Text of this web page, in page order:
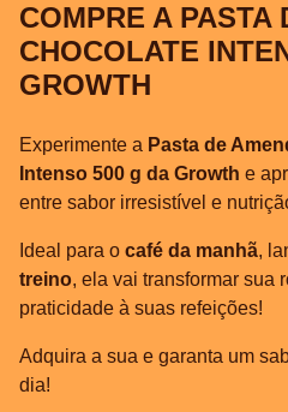
COMPRE A PASTA
CHOCOLATE
GROWTH
Experimente a Pasta de
Intenso 500 g da Growth e
entre sabor irresistível e
Ideal para o café da manhã,
treino, ela vai transformar sua
praticidade à suas refeições!
Adquira a sua e garanta um
dia!